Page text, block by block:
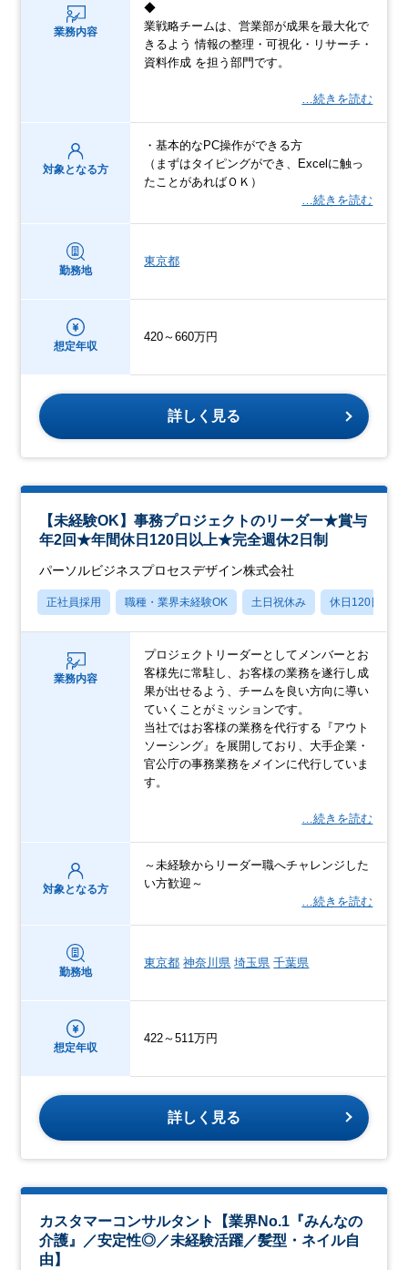
業務内容
◆
業戦略チームは、営業部が成果を最大化で
きるよう 情報の整理・可視化・リサーチ・
資料作成 を担う部門です。
…続きを読む
対象となる方
・基本的なPC操作ができる方
（まずはタイピングができ、Excelに触っ
たことがあればＯＫ）
…続きを読む
勤務地
東京都
想定年収
420～660万円
詳しく見る
【未経験OK】事務プロジェクトのリーダー★賞与
年2回★年間休日120日以上★完全週休2日制
パーソルビジネスプロセスデザイン株式会社
正社員採用 職種・業界未経験OK 土日祝休み 休日120日以上
業務内容
プロジェクトリーダーとしてメンバーとお
客様先に常駐し、お客様の業務を遂行し成
果が出せるよう、チームを良い方向に導い
ていくことがミッションです。
当社ではお客様の業務を代行する『アウト
ソーシング』を展開しており、大手企業・
官公庁の事務業務をメインに代行していま
す。
…続きを読む
対象となる方
～未経験からリーダー職へチャレンジした
い方歓迎～
…続きを読む
勤務地
東京都 神奈川県 埼玉県 千葉県
想定年収
422～511万円
詳しく見る
カスタマーコンサルタント【業界No.1『みんなの
介護』／安定性◎／未経験活躍／髪型・ネイル自
由】